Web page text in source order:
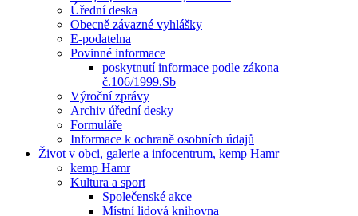
Úřední deska
Obecně závazné vyhlášky
E-podatelna
Povinné informace
poskytnutí informace podle zákona
č.106/1999.Sb
Výroční zprávy
Archiv úřední desky
Formuláře
Informace k ochraně osobních údajů
Život v obci, galerie a infocentrum, kemp Hamr
kemp Hamr
Kultura a sport
Společenské akce
Místní lidová knihovna